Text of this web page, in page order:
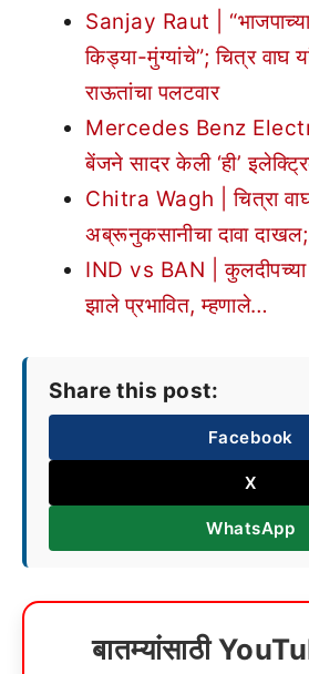
Sanjay Raut |
किड्या-मुंग्यांचे”; चित्र वाघ
राऊतांचा पलटवार
Mercedes Benz
बेंजने सादर केली ‘ही’
Chitra Wagh | चित्रा वाघ
अब्रूनुकसानीचा दावा
IND vs BAN | कुलदीपच्या
झाले प्रभावित, म्हणाले…
Share this post:
Facebook
X
WhatsApp
बातम्यांसाठी